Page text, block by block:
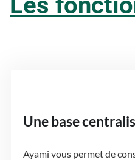
Une base
Ayami vous permet de